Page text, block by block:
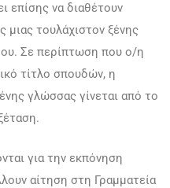
επίσης να διαθέτουν
μιας τουλάχιστον ξένης
Σε περίπτωση που ο/η
τίτλο σπουδών, η
γλώσσας γίνεται από το
για την εκπόνηση
αίτηση στη Γραμματεία